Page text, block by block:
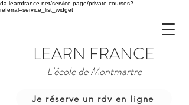
da.learnfrance.net/service-page/private-courses?
referral=service_list_widget
LEARN FRANCE
L'école de Montmartre
Je réserve un rdv en ligne